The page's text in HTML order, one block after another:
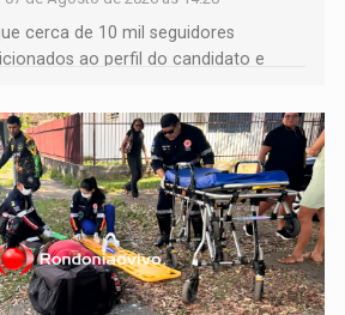
cerca de 10 mil seguidores
ao perfil do candidato e